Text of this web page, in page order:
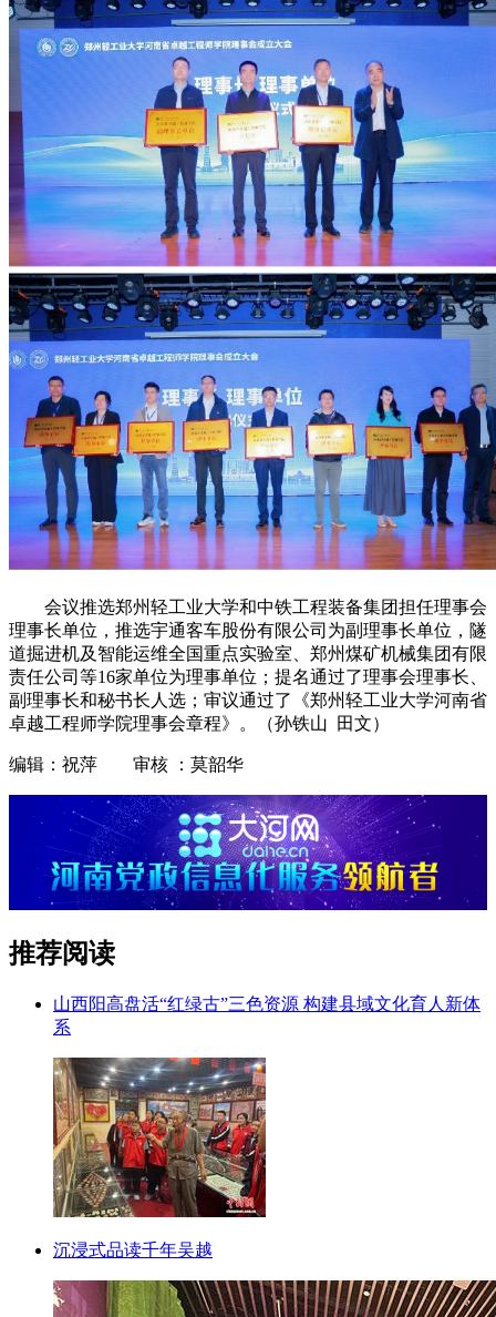
会议推选郑州轻工业大学和中铁工程装备集团担任理事会
理事长单位，推选宇通客车股份有限公司为副理事长单位，隧
道掘进机及智能运维全国重点实验室、郑州煤矿机械集团有限
责任公司等16家单位为理事单位；提名通过了理事会理事长、
副理事长和秘书长人选；审议通过了《郑州轻工业大学河南省
卓越工程师学院理事会章程》。（孙铁山 田文）
编辑：祝萍 审核 ：莫韶华
推荐阅读
山西阳高盘活“红绿古”三色资源 构建县域文化育人新体
系
沉浸式品读千年吴越